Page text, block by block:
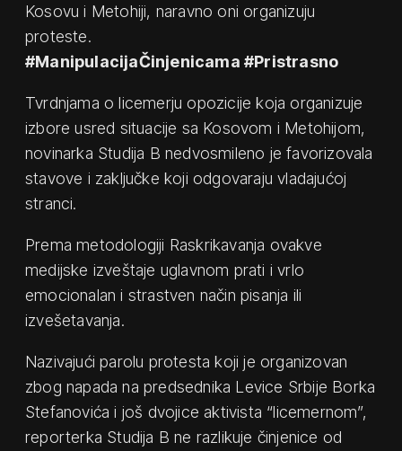
Kosovu i Metohiji, naravno oni organizuju
proteste.
#ManipulacijaČinjenicama #Pristrasno
Tvrdnjama o licemerju opozicije koja organizuje
izbore usred situacije sa Kosovom i Metohijom,
novinarka Studija B nedvosmileno je favorizovala
stavove i zaključke koji odgovaraju vladajućoj
stranci.
Prema metodologiji Raskrikavanja ovakve
medijske izveštaje uglavnom prati i vrlo
emocionalan i strastven način pisanja ili
izvešetavanja.
Nazivajući parolu protesta koji je organizovan
zbog napada na predsednika Levice Srbije Borka
Stefanovića i još dvojice aktivista “licemernom”,
reporterka Studija B ne razlikuje činjenice od